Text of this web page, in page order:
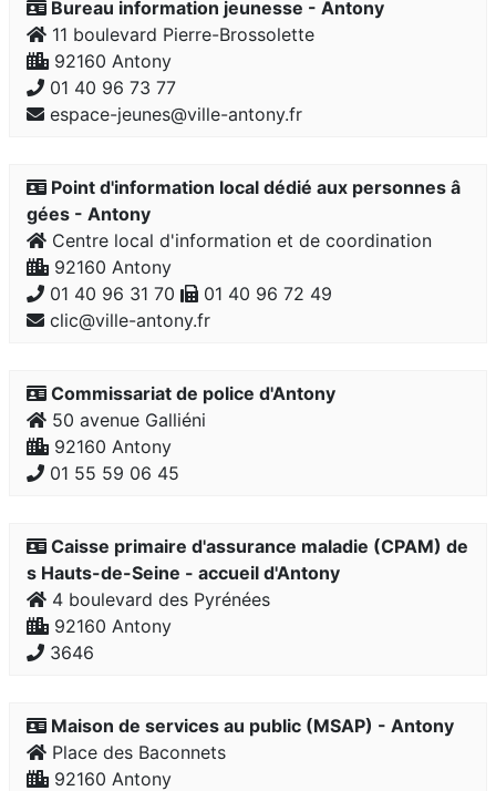
Bureau information jeunesse - Antony
11 boulevard Pierre-Brossolette
92160 Antony
01 40 96 73 77
espace-jeunes@ville-antony.fr
Point d'information local dédié aux personnes â
gées - Antony
Centre local d'information et de coordination
92160 Antony
01 40 96 31 70
01 40 96 72 49
clic@ville-antony.fr
Commissariat de police d'Antony
50 avenue Galliéni
92160 Antony
01 55 59 06 45
Caisse primaire d'assurance maladie (CPAM) de
s Hauts-de-Seine - accueil d'Antony
4 boulevard des Pyrénées
92160 Antony
3646
Maison de services au public (MSAP) - Antony
Place des Baconnets
92160 Antony